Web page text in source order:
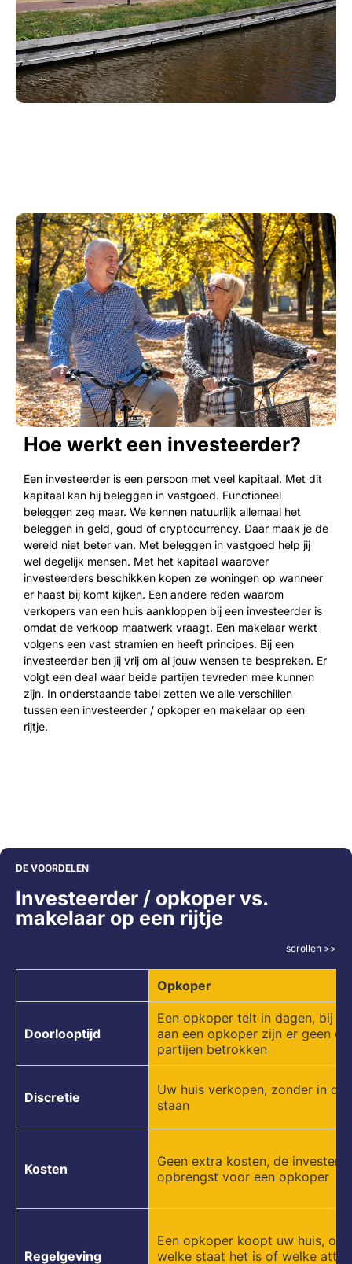
Hoe werkt een investeerder?
Een investeerder is een persoon met veel kapitaal. Met dit
kapitaal kan hij beleggen in vastgoed. Functioneel
beleggen zeg maar. We kennen natuurlijk allemaal het
beleggen in geld, goud of cryptocurrency. Daar maak je de
wereld niet beter van. Met beleggen in vastgoed help jij
wel degelijk mensen. Met het kapitaal waarover
investeerders beschikken kopen ze woningen op wanneer
er haast bij komt kijken. Een andere reden waarom
verkopers van een huis aankloppen bij een investeerder is
omdat de verkoop maatwerk vraagt. Een makelaar werkt
volgens een vast stramien en heeft principes. Bij een
investeerder ben jij vrij om al jouw wensen te bespreken. Er
volgt een deal waar beide partijen tevreden mee kunnen
zijn. In onderstaande tabel zetten we alle verschillen
tussen een investeerder / opkoper en makelaar op een
rijtje.
DE VOORDELEN
Investeerder / opkoper vs.
makelaar op een rijtje
scrollen >>
Opkoper
Doorlooptijd
Een opkoper telt in dagen, bij
aan een opkoper zijn er geen
partijen betrokken
Discretie
Uw huis verkopen, zonder in de
staan
Kosten
Geen extra kosten, de
opbrengst voor een opkoper
Regelgeving
Een opkoper koopt uw huis,
welke staat het is of welke